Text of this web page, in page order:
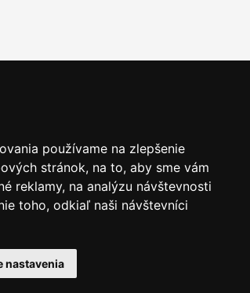
používame na zlepšenie
stránok, na to, aby sme vám
reklamy, na analýzu návštevnosti
toho, odkiaľ naši návštevníci
nastavenia
udajov